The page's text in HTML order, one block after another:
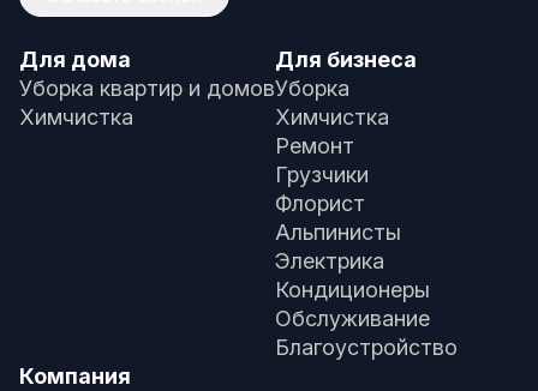
Для дома
Уборка квартир и домов
Химчистка
Для бизнеса
Уборка
Химчистка
Ремонт
Грузчики
Флорист
Альпинисты
Электрика
Кондиционеры
Обслуживание
Благоустройство
Компания